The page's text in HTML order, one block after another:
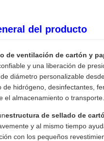
del producto
de ventilación de cartón y
y una liberación de
diámetro personalizable
de hidrógeno, desinfectantes,
el almacenamiento o transporte.
estructura de sellado de
y al mismo tiempo
con los pequeños